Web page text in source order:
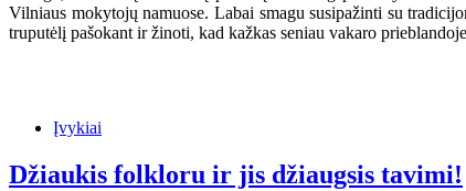
Vilniaus mokytojų namuose. Labai smagu susipažinti su
truputėlį pašokant ir žinoti, kad kažkas seniau vakaro
Įvykiai
Džiaukis folkloru ir jis džiaugsis tavimi!